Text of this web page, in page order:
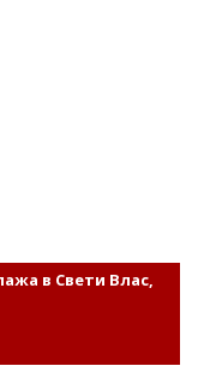
в Свети Влас,